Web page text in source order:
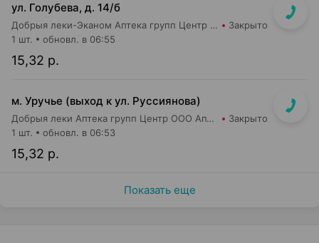
ул. Голубева, д. 14/б
Добрыя леки-Эканом Аптека групп Центр ООО Аптека №88 Закрыто
15,32 р.
1 шт. обновл. в 06:55
м. Уручье (выход к ул. Руссиянова)
Добрыя леки Аптека групп Центр ООО Аптека №16 Закрыто
15,32 р.
1 шт. обновл. в 06:53
Показать еще